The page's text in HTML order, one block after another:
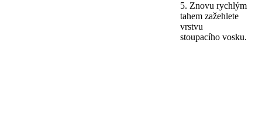
5. Znovu rychlým
tahem zažehlete
vrstvu
stoupacího vosku.